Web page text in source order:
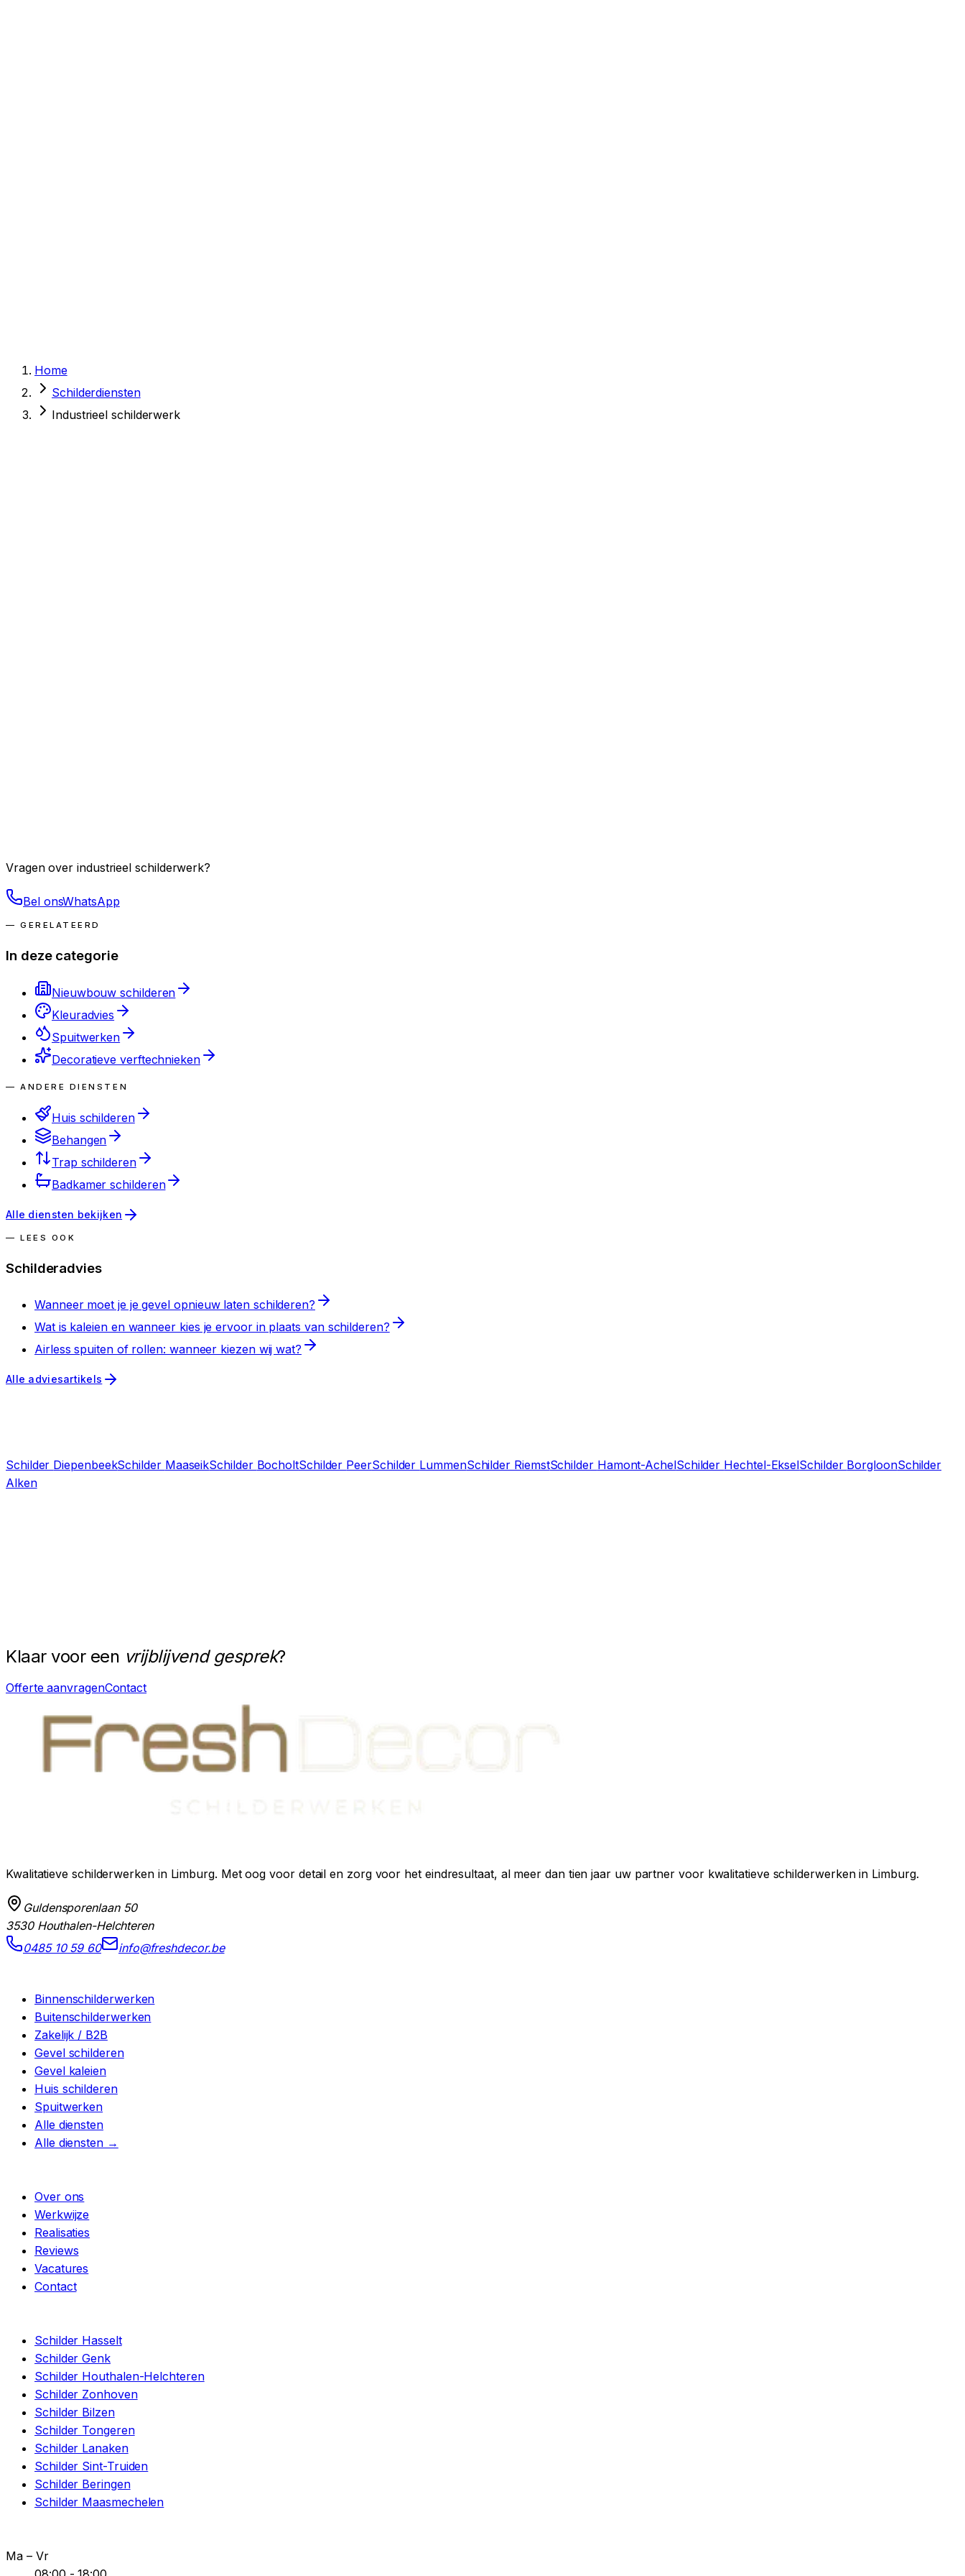
Home
Schilderdiensten
Industrieel schilderwerk
Vragen overindustrieel schilderwerk?
Bel onsWhatsApp
— GERELATEERD
In deze categorie
Nieuwbouw schilderen
Kleuradvies
Spuitwerken
Decoratieve verftechnieken
— ANDERE DIENSTEN
Huis schilderen
Behangen
Trap schilderen
Badkamer schilderen
Alle diensten bekijken
— LEES OOK
Schilderadvies
Wanneer moet je je gevel opnieuw laten schilderen?
Wat is kaleien en wanneer kies je ervoor in plaats van schilderen?
Airless spuiten of rollen: wanneer kiezen wij wat?
Alle adviesartikels
Schilder DiepenbeekSchilder MaaseikSchilder BocholtSchilder PeerSchilder LummenSchilder RiemstSchilder Hamont-AchelSchilder Hechtel-EkselSchilder BorgloonSchilder
Alken
Klaar voor een vrijblijvend gesprek?
Offerte aanvragenContact
Kwalitatieve schilderwerken in Limburg. Met oog voor detail en zorg voor het eindresultaat, al meer dan tien jaar uw partner voor kwalitatieve schilderwerken in Limburg.
Guldensporenlaan 50
3530 Houthalen-Helchteren
0485 10 59 60
info@freshdecor.be
Binnenschilderwerken
Buitenschilderwerken
Zakelijk / B2B
Gevel schilderen
Gevel kaleien
Huis schilderen
Spuitwerken
Alle diensten
Alle diensten →
Over ons
Werkwijze
Realisaties
Reviews
Vacatures
Contact
Schilder Hasselt
Schilder Genk
Schilder Houthalen-Helchteren
Schilder Zonhoven
Schilder Bilzen
Schilder Tongeren
Schilder Lanaken
Schilder Sint-Truiden
Schilder Beringen
Schilder Maasmechelen
Ma – Vr